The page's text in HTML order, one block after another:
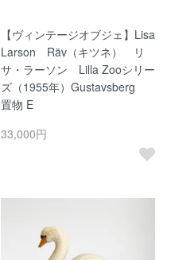
【ヴィンテージオブジェ】Lisa
Larson Räv（キツネ） リ
サ・ラーソン Lilla Zooシリー
ズ（1955年）Gustavsberg
置物 E
33,000円